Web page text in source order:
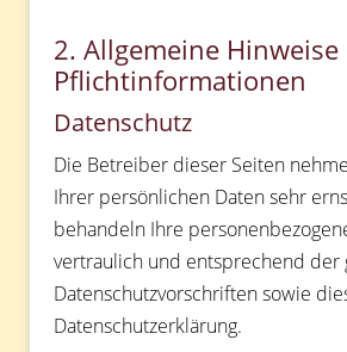
2. Allgemeine
Pflichtinformationen
Datenschutz
Die Betreiber dieser Seiten
Ihrer persönlichen Daten sehr
behandeln Ihre
vertraulich und entsprechend der
Datenschutzvorschriften sowie
Datenschutzerklärung.